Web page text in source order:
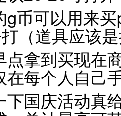
g币可以用来
（道具应该
点拿到买现在
在每个人自己
下国庆活动真